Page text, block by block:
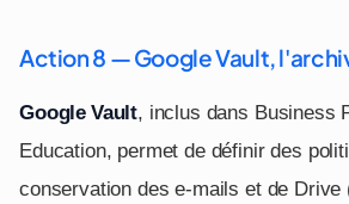
Action 8 — Google Vault,
Google Vault, inclus dans Business
Education, permet de définir des
conservation des e-mails et de Drive